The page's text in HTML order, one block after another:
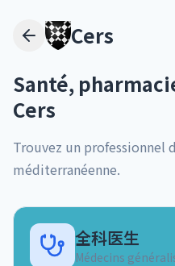
Cers
Santé,
Cers
Trouvez un professionnel
méditerranéenne.
全科医生
Médecins